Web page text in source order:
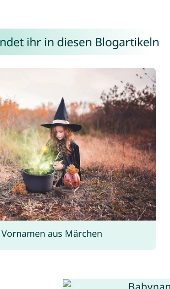
ihr in diesen Blogartikeln
aus Märchen